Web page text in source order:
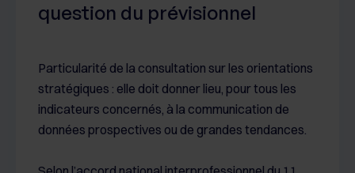
question du prévisionnel
Particularité de la consultation sur les orientations
stratégiques : elle doit donner lieu, pour tous les
indicateurs concernés, à la communication de
données prospectives ou de grandes tendances.